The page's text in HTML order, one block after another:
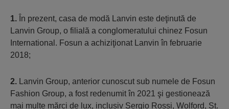
1. În prezent, casa de modă Lanvin este deţinută de
Lanvin Group, o filială a conglomeratului chinez Fosun
International. Fosun a achiziţionat Lanvin în februarie
2018;
2. Lanvin Group, anterior cunoscut sub numele de Fosun
Fashion Group, a fost redenumit în 2021 şi gestionează
mai multe mărci de lux, inclusiv Sergio Rossi, Wolford, St.